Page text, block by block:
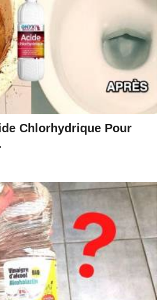
Chlorhydrique Pour